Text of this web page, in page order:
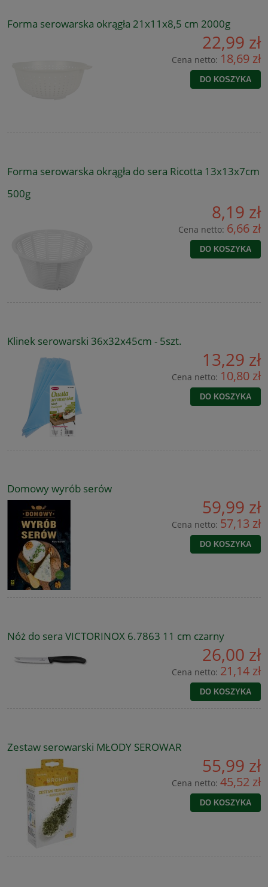
Forma serowarska okrągła 21x11x8,5 cm 2000g
22,99 zł
Cena netto: 18,69 zł
DO KOSZYKA
Forma serowarska okrągła do sera Ricotta 13x13x7cm
500g
8,19 zł
Cena netto: 6,66 zł
DO KOSZYKA
Klinek serowarski 36x32x45cm - 5szt.
13,29 zł
Cena netto: 10,80 zł
DO KOSZYKA
Domowy wyrób serów
59,99 zł
Cena netto: 57,13 zł
DO KOSZYKA
Nóż do sera VICTORINOX 6.7863 11 cm czarny
26,00 zł
Cena netto: 21,14 zł
DO KOSZYKA
Zestaw serowarski MŁODY SEROWAR
55,99 zł
Cena netto: 45,52 zł
DO KOSZYKA